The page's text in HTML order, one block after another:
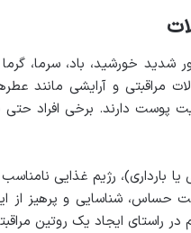
خورشید، باد، سرما،
مراقبتی و آرایشی مانند
پوست دارند. برخی افراد حتی
بارداری)، رژیم غذایی
حساس، شناسایی و پرهیز از
راستای ایجاد یک روتین